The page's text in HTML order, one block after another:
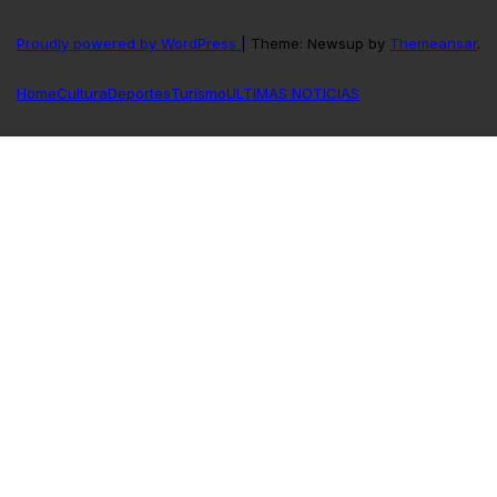
Proudly powered by WordPress Theme: Newsup by Themeansar.
HomeCulturaDeportesTurismoULTIMAS NOTICIAS